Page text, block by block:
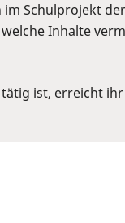
Schulprojekt
welche Inhalte
ist, erreicht